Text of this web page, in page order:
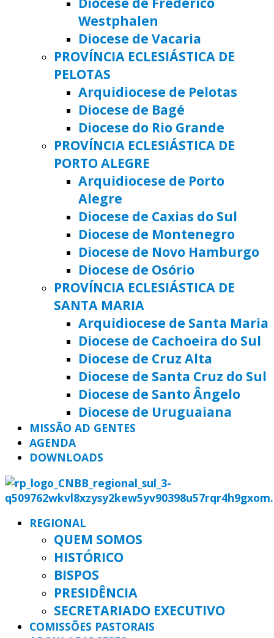
Westphalen
Diocese de Vacaria
PROVÍNCIA ECLESIÁSTICA DE
PELOTAS
Arquidiocese de Pelotas
Diocese de Bagé
Diocese do Rio Grande
PROVÍNCIA ECLESIÁSTICA DE
PORTO ALEGRE
Arquidiocese de Porto
Alegre
Diocese de Caxias do Sul
Diocese de Montenegro
Diocese de Novo Hamburgo
Diocese de Osório
PROVÍNCIA ECLESIÁSTICA DE
SANTA MARIA
Arquidiocese de Santa Maria
Diocese de Cachoeira do Sul
Diocese de Cruz Alta
Diocese de Santa Cruz do Sul
Diocese de Santo Ângelo
Diocese de Uruguaiana
MISSÃO AD GENTES
AGENDA
DOWNLOADS
REGIONAL
QUEM SOMOS
HISTÓRICO
BISPOS
PRESIDÊNCIA
SECRETARIADO EXECUTIVO
COMISSÕES PASTORAIS